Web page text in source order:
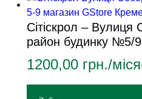
Сітіскрол – Вулиця
район будинку №5/
1200,00 грн./